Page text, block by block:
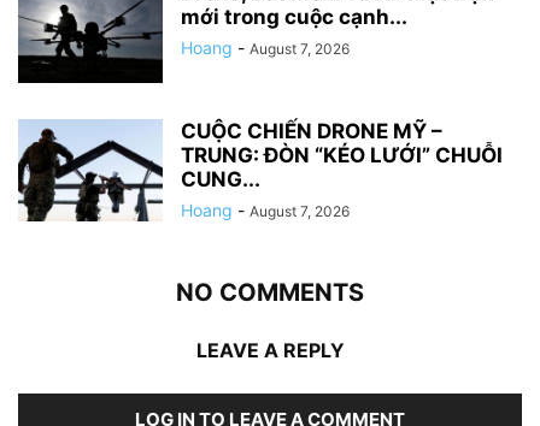
mới trong cuộc cạnh...
Hoang - August 7, 2026
CUỘC CHIẾN DRONE MỸ –
TRUNG: ĐÒN “KÉO LƯỚI” CHUỖI
CUNG...
Hoang - August 7, 2026
NO COMMENTS
LEAVE A REPLY
LOG IN TO LEAVE A COMMENT